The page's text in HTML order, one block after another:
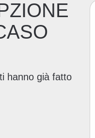
hanno già fatto